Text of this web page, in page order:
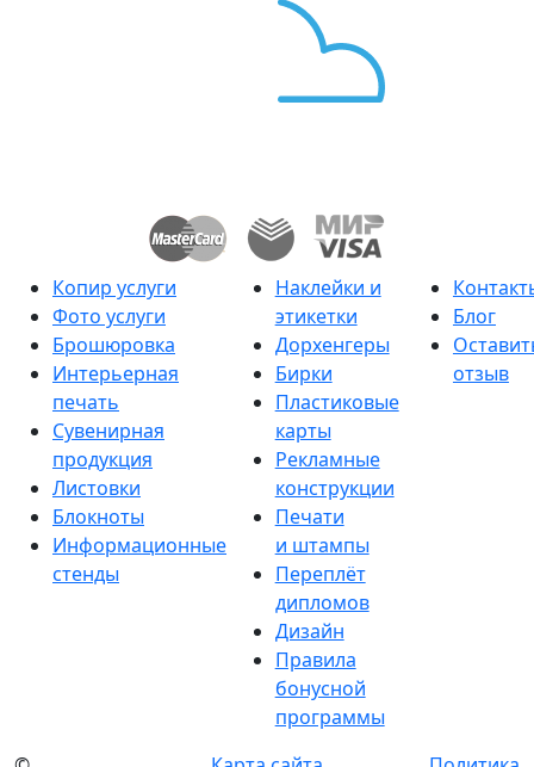
Копир услуги
Фото услуги
Брошюровка
Интерьерная
печать
Сувенирная
продукция
Листовки
Блокноты
Информационные
стенды
Наклейки и
этикетки
Дорхенгеры
Бирки
Пластиковые
карты
Рекламные
конструкции
Печати
и штампы
Переплёт
дипломов
Дизайн
Правила
бонусной
программы
Блог
отзыв